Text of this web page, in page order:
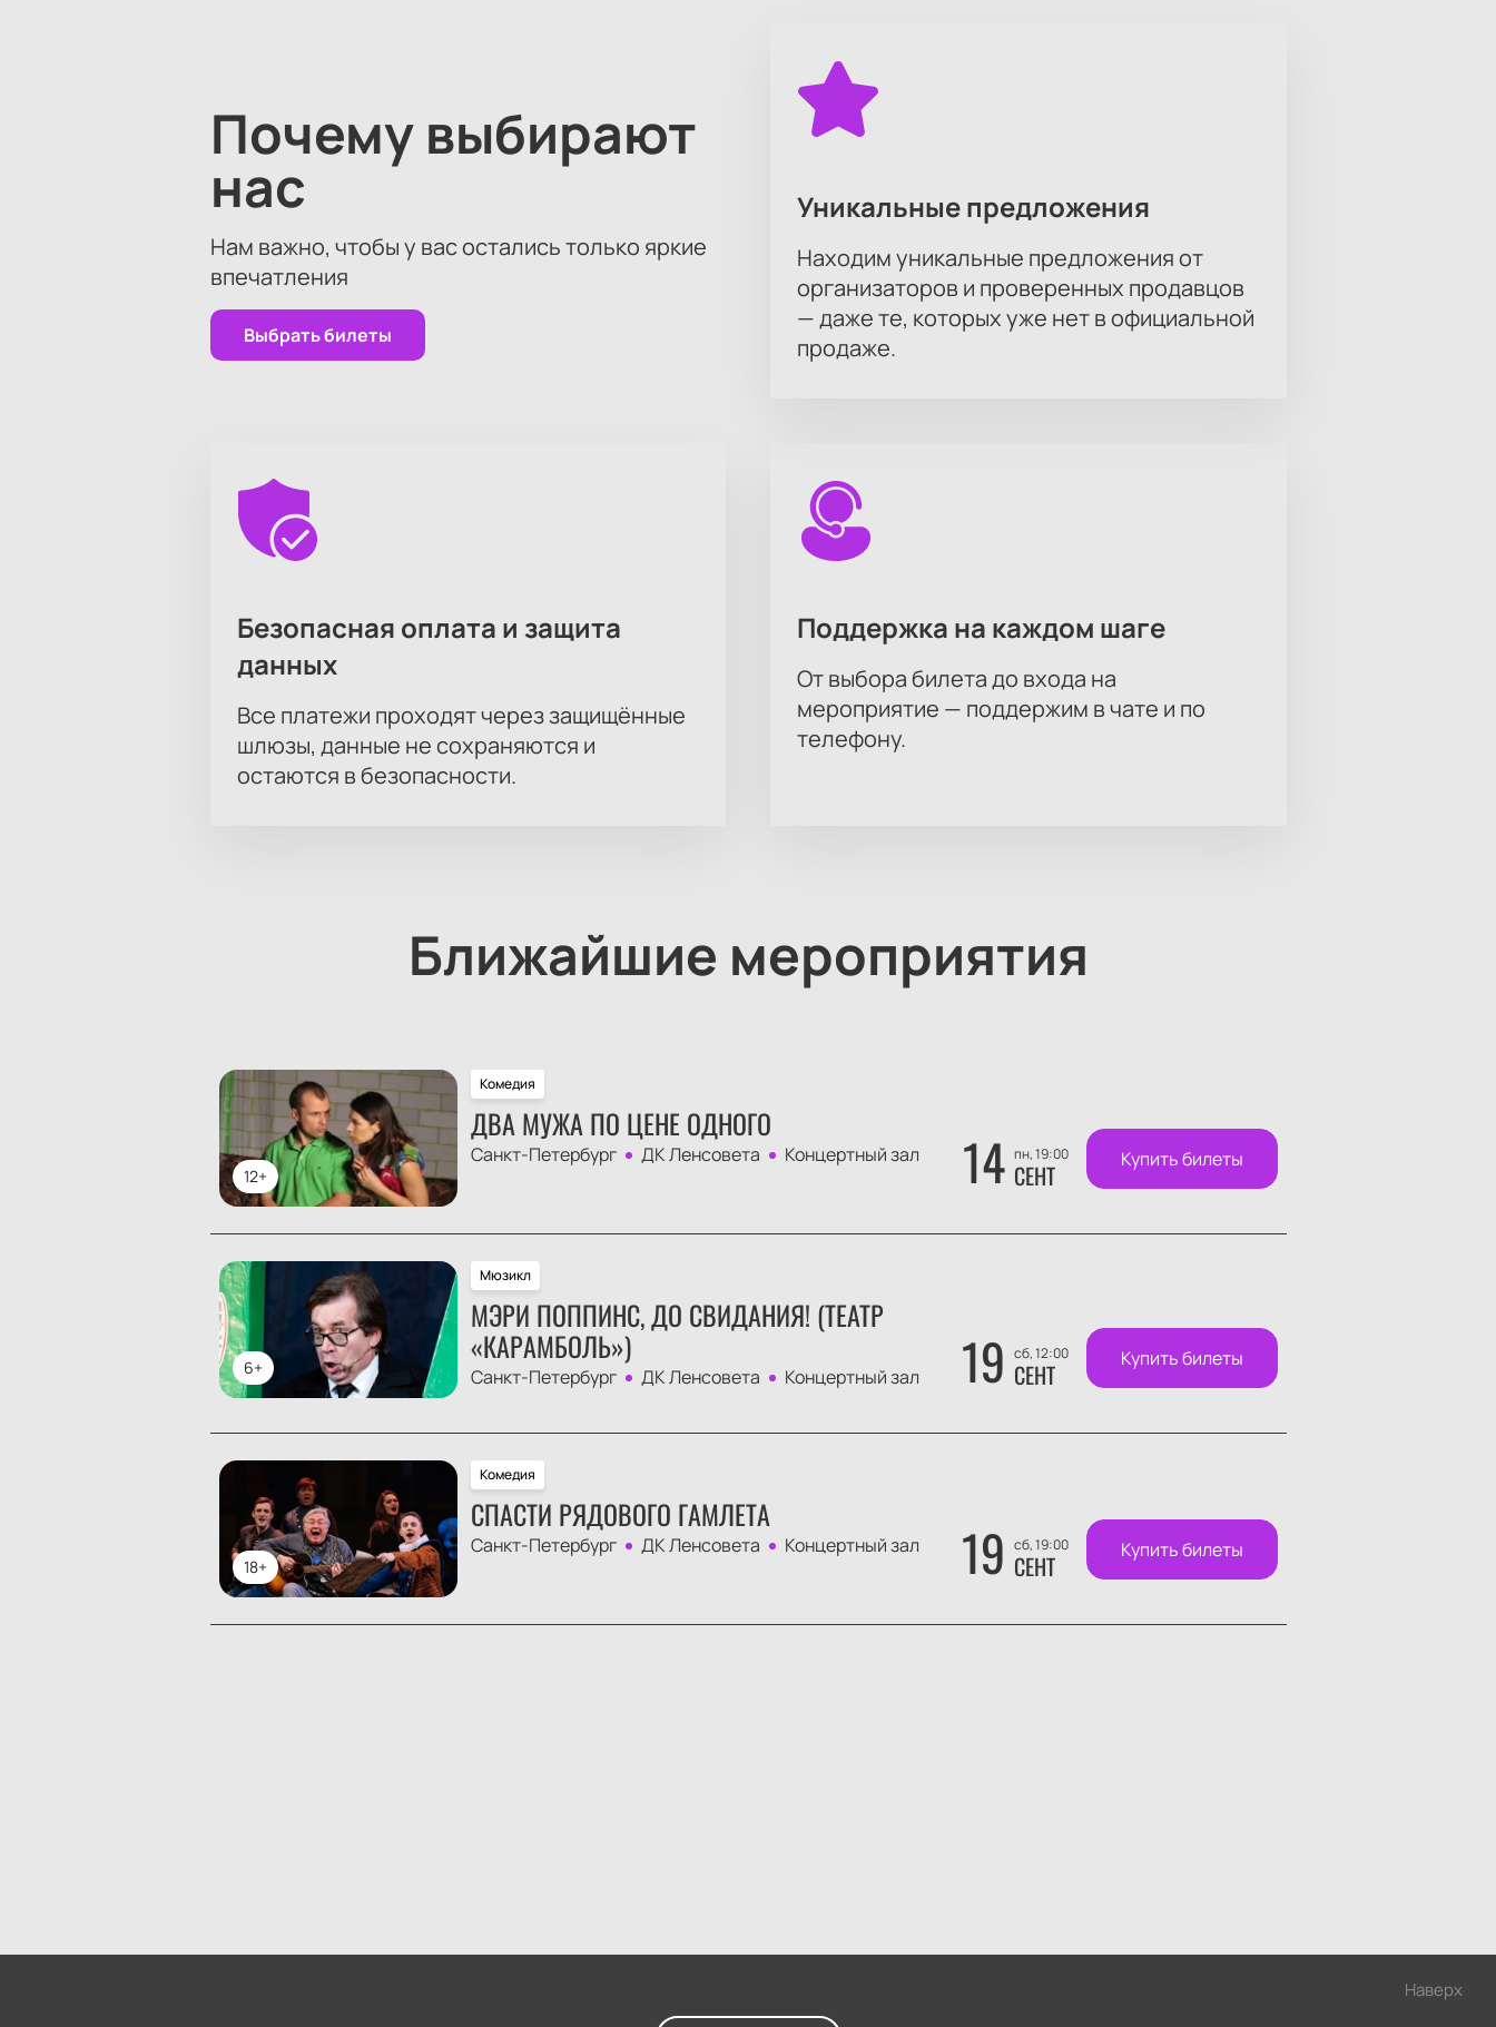
Почему выбирают
нас
Нам важно, чтобы у вас остались только яркие
впечатления
Выбрать билеты
Уникальные предложения
Находим уникальные предложения от
организаторов и проверенных продавцов
— даже те, которых уже нет в официальной
продаже.
Безопасная оплата и защита
данных
Все платежи проходят через защищённые
шлюзы, данные не сохраняются и
остаются в безопасности.
Поддержка на каждом шаге
От выбора билета до входа на
мероприятие — поддержим в чате и по
телефону.
Ближайшие мероприятия
12+
Комедия
ДВА МУЖА ПО ЦЕНЕ ОДНОГО
Санкт-Петербург ДК Ленсовета Концертный зал 14 пн, 19:00
СЕНТ Купить билеты
6+
Мюзикл
МЭРИ ПОППИНС, ДО СВИДАНИЯ! (ТЕАТР
«КАРАМБОЛЬ»)
Санкт-Петербург ДК Ленсовета Концертный зал 19 сб, 12:00
СЕНТ Купить билеты
18+
Комедия
СПАСТИ РЯДОВОГО ГАМЛЕТА
Санкт-Петербург ДК Ленсовета Концертный зал 19 сб, 19:00
СЕНТ Купить билеты
Наверх